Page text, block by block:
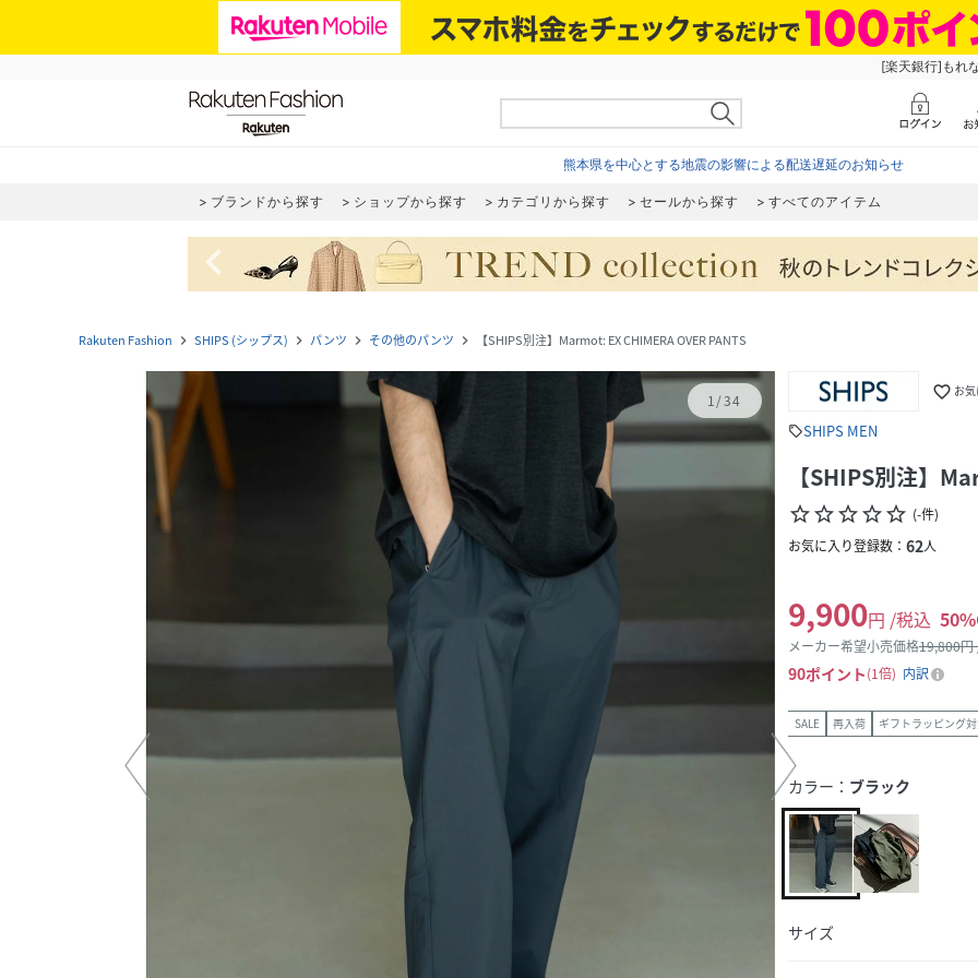
[楽天銀行]もれ
熊本県を中心とする地震の影響による配送遅延のお知らせ
ブランドから探す ショップから探す カテゴリから探す セールから探す すべてのアイテム
navigate_before
Rakuten Fashion navigate_next SHIPS (シップス) navigate_next パンツ navigate_next その他のパンツ navigate_next 【SHIPS別注】Marmot: EX CHIMERA OVER PANTS
1/34 favorite_border お
sellSHIPS MEN
【SHIPS別注】
star_borderstar_borderstar_borderstar_borderstar_border (-件)
お気に入り登録数： 62人
9,900円 /税込 50
メーカー希望小売価格19,800円
90ポイント 1倍 内訳
SALE 再入荷 ギフトラッピング
カラー： ブラック
サイズ